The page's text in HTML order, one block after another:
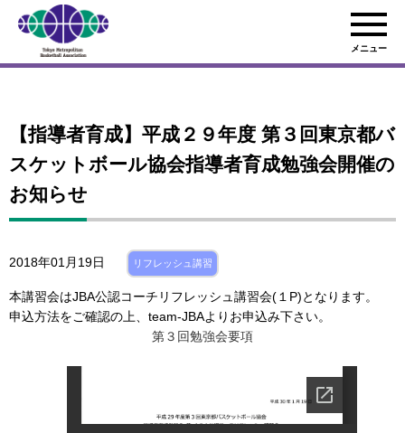
メニュー
【指導者育成】平成２９年度 第３回東京都バ
スケットボール協会指導者育成勉強会開催の
お知らせ
2018年01月19日 リフレッシュ講習
本講習会はJBA公認コーチリフレッシュ講習会(１P)となります。
申込方法をご確認の上、team-JBAよりお申込み下さい。
第３回勉強会要項